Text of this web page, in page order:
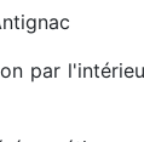
par